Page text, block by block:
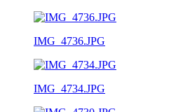
IMG_4736.JPG
IMG_4734.JPG